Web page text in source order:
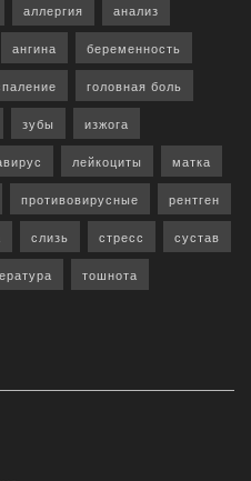
аллергия анализ
ангина беременность
головная боль
зубы изжога
лейкоциты матка
противовирусные рентген
слизь стресс сустав
тошнота